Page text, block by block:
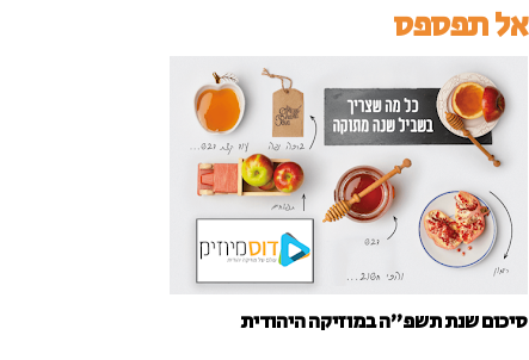
אל תפספס
סיכום שנת תשפ"ה במוזיקה היהודית